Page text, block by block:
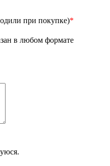
при покупке)*
в любом формате